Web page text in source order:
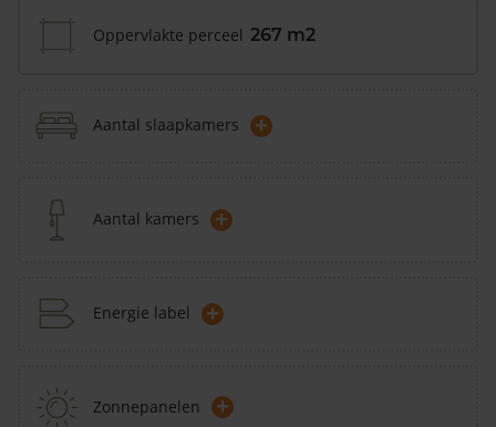
Oppervlakte perceel 267 m2
Aantal slaapkamers +
Aantal kamers +
Energie label +
Zonnepanelen +